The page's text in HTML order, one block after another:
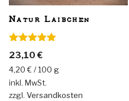
Natur Laibchen
Bewertet
mit5.00
von 5
23,10 €
4,20€ /100 g
inkl. MwSt.
zzgl. Versandkosten